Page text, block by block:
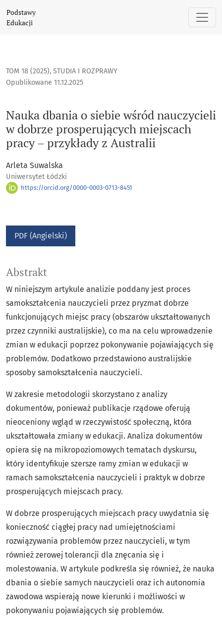
Nauka dbania o siebie wśród nauczycieli w dobrze
Podstawy
Edukacji
TOM 18 (2025), STUDIA I ROZPRAWY
Nauka dbania o siebie wśród nauczycieli
w dobrze prosperujących miejscach
pracy – przykłady z Australii
Opublikowane 11.12.2025
Arleta Suwalska
Uniwersytet Łódzki
https://orcid.org/0000-0003-0713-8451
PDF (Angielski)
Abstrakt
W niniejszym artykule analizie poddany jest proces
samokształcenia nauczycieli przez pryzmat dobrze
funkcjonujących miejsc pracy (obszarów ukształtowanych
przez czynniki australijskie), co ma na celu wprowadzenie
zmian w edukacji poprzez pokonywanie pojawiających się
problemów. Dodatkowo przedstawiono australijskie
sposoby samokształcenia nauczycieli.
W zakresie metodologii skorzystano z analizy
dokumentów, ponieważ publikacje rządowe oferują
nieoceniony wgląd w rzeczywistość społeczną, która
ukształtowała zmiany w edukacji. Analiza dokumentów
opiera się na mikropoziomowych tematach dyskursu,
który identyfikuje szersze ramy zmian w edukacji w
ramach samokształcenia nauczycieli i praktyk w dobrze
prosperujących miejscach pracy.
W dobrze prosperujących miejscach pracy uwydatnia się
konieczność ciągłej pracy nad umiejętnościami
rozwiązywania problemów przez nauczycieli, w tym
również zerowej tolerancji dla znęcania się i
molestowania. W artykule podkreśla się również, że nauka
dbania o siebie samych nauczycieli oraz ich autonomia
zawodowa wspierają nowe kierunki i możliwości w
pokonywaniu pojawiających się problemów.